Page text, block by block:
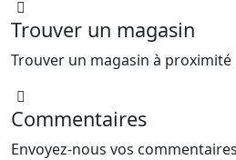
Trouver un magasin
Trouver un magasin à proximité
Commentaires
Envoyez-nous vos commentaires